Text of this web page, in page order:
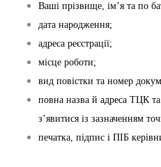
Ваші прізвище, ім’я та по
дата народження;
адреса реєстрації;
місце роботи;
вид повістки та номер
повна назва й адреса ТЦК
з’явитися із зазначенням
печатка, підпис і ПІБ